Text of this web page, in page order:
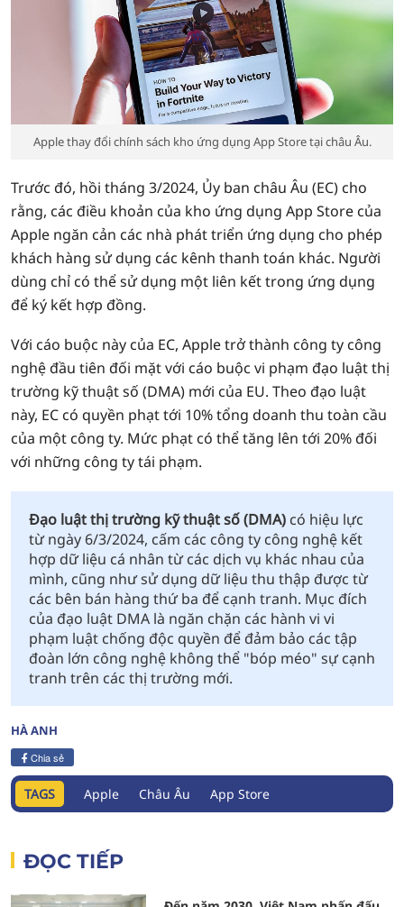
Apple thay đổi chính sách kho ứng dụng App Store tại châu Âu.
Trước đó, hồi tháng 3/2024, Ủy ban châu Âu (EC) cho
rằng, các điều khoản của kho ứng dụng App Store của
Apple ngăn cản các nhà phát triển ứng dụng cho phép
khách hàng sử dụng các kênh thanh toán khác. Người
dùng chỉ có thể sử dụng một liên kết trong ứng dụng
để ký kết hợp đồng.
Với cáo buộc này của EC, Apple trở thành công ty công
nghệ đầu tiên đối mặt với cáo buộc vi phạm đạo luật thị
trường kỹ thuật số (DMA) mới của EU. Theo đạo luật
này, EC có quyền phạt tới 10% tổng doanh thu toàn cầu
của một công ty. Mức phạt có thể tăng lên tới 20% đối
với những công ty tái phạm.
Đạo luật thị trường kỹ thuật số (DMA) có hiệu lực
từ ngày 6/3/2024, cấm các công ty công nghệ kết
hợp dữ liệu cá nhân từ các dịch vụ khác nhau của
mình, cũng như sử dụng dữ liệu thu thập được từ
các bên bán hàng thứ ba để cạnh tranh. Mục đích
của đạo luật DMA là ngăn chặn các hành vi vi
phạm luật chống độc quyền để đảm bảo các tập
đoàn lớn công nghệ không thể "bóp méo" sự cạnh
tranh trên các thị trường mới.
HÀ ANH
Chia sẻ
TAGS Apple Châu Âu App Store
ĐỌC TIẾP